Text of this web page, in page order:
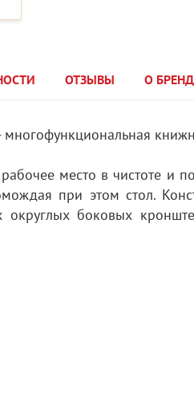
ОТЗЫВЫ О
место в чистоте и
при этом стол.
округлых боковых